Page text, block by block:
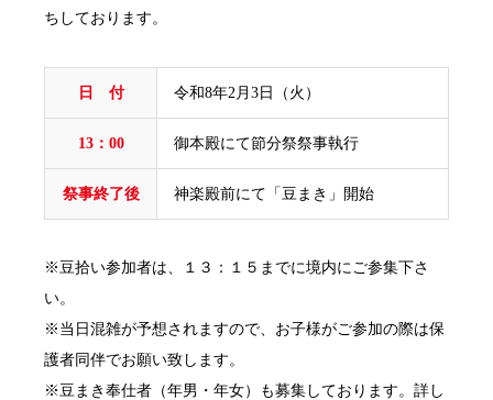
ちしております。
日 付 令和8年2月3日（火）
13：00 御本殿にて節分祭祭事執行
祭事終了後 神楽殿前にて「豆まき」開始
※豆拾い参加者は、１３：１５までに境内にご参集下さ
い。
※当日混雑が予想されますので、お子様がご参加の際は保
護者同伴でお願い致します。
※豆まき奉仕者（年男・年女）も募集しております。詳し